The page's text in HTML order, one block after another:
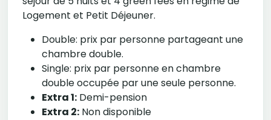
Logement et Petit Déjeuner.
Double: prix par personne partageant une
chambre double.
Single: prix par personne en chambre
double occupée par une seule personne.
Extra 1: Demi-pension
Extra 2: Non disponible